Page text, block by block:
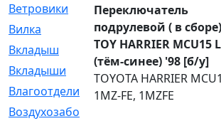
Ветровики
[2]
Вилка
[15]
Вкладыш
[41]
Вкладыши
[1131]
Влагоотделитель
[2]
Воздухозаборник
Переключатель
подрулевой ( в сборе)
TOY HARRIER MCU15
(тём-синее) '98 [б/у]
TOYOTA HARRIER
1MZ-FE, 1MZFE